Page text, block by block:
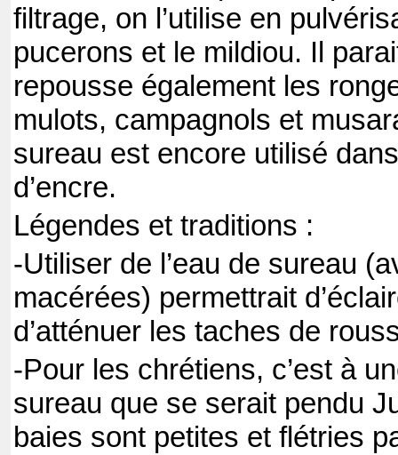
filtrage, on l’utilise en
pucerons et le mildiou. Il
repousse également les
mulots, campagnols et
sureau est encore utilisé
d’encre.
Légendes et traditions :
-Utiliser de l’eau de sureau
macérées) permettrait
d’atténuer les taches de
-Pour les chrétiens, c’est à
sureau que se serait pendu
baies sont petites et flétries